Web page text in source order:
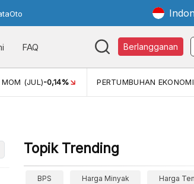
FAQ Berlangganan
MOM (JUL)-0,14% PERTUMBUHAN EKONOMI
Topik Trending
BPS Harga Minyak Harga